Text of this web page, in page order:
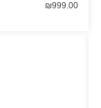
₪999.00